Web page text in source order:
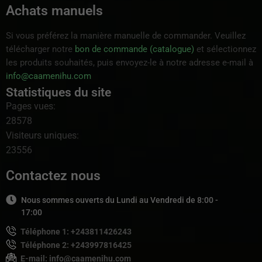
Achats manuels
Si vous préférez la manière manuelle de commander. Veuillez
télécharger notre bon de commande (catalogue) et sélectionnez
les produits souhaités, puis envoyez-le à notre adresse e-mail à
info@caamenihu.com
Statistiques du site
Pages vues:
28578
Visiteurs uniques:
23556
Contactez nous
Nous sommes ouverts du Lundi au Vendredi de 8:00 -
17:00
Téléphone 1: +243811426243
Téléphone 2: +243997816425
E-mail: info@caamenihu.com